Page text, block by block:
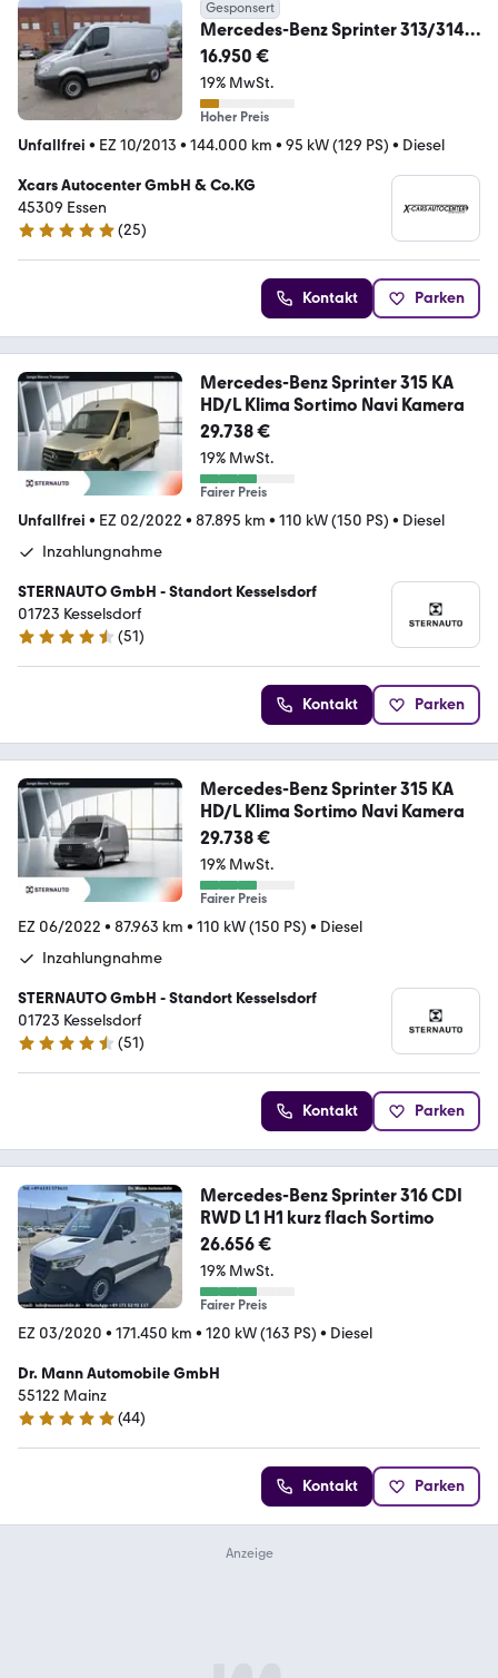
Gesponsert
Mercedes-Benz Sprinter 313/314
L1H1*Navi*Kam*PDC*Sortimo*
16.950 €
19% MwSt.
Hoher Preis
Unfallfrei • EZ 10/2013 • 144.000 km • 95 kW (129 PS) • Diesel
Xcars Autocenter GmbH & Co.KG
45309 Essen
5 Sterne
(25)
Kontakt Parken
Mercedes-Benz Sprinter 315 KA
HD/L Klima Sortimo Navi Kamera
29.738 €
19% MwSt.
Fairer Preis
Unfallfrei • EZ 02/2022 • 87.895 km • 110 kW (150 PS) • Diesel
Inzahlungnahme
STERNAUTO GmbH - Standort Kesselsdorf
01723 Kesselsdorf
4.7 Sterne
(51)
Kontakt Parken
Mercedes-Benz Sprinter 315 KA
HD/L Klima Sortimo Navi Kamera
29.738 €
19% MwSt.
Fairer Preis
EZ 06/2022 • 87.963 km • 110 kW (150 PS) • Diesel
Inzahlungnahme
STERNAUTO GmbH - Standort Kesselsdorf
01723 Kesselsdorf
4.7 Sterne
(51)
Kontakt Parken
Mercedes-Benz Sprinter 316 CDI
RWD L1 H1 kurz flach Sortimo
26.656 €
19% MwSt.
Fairer Preis
EZ 03/2020 • 171.450 km • 120 kW (163 PS) • Diesel
Dr. Mann Automobile GmbH
55122 Mainz
4.9 Sterne
(44)
Kontakt Parken